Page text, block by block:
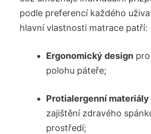
podle preferencí každého
hlavní vlastnosti matrace patří:
Ergonomický design
polohu páteře;
Protialergenní materiály
zajištění zdravého
prostředí;